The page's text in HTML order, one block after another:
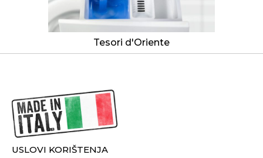
Tesori d'Oriente
USLOVI KORIŠTENJA